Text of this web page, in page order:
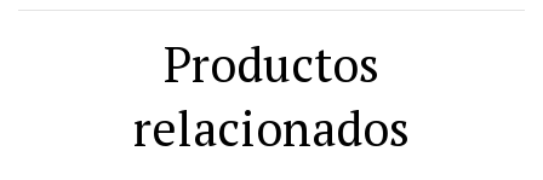
Productos
relacionados